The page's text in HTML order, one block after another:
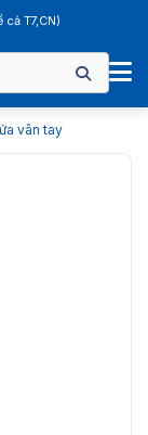
cả T7,CN)
vân tay